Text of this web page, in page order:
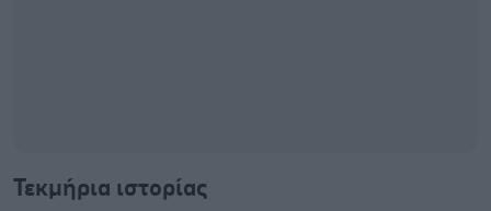
Τεκμήρια ιστορίας